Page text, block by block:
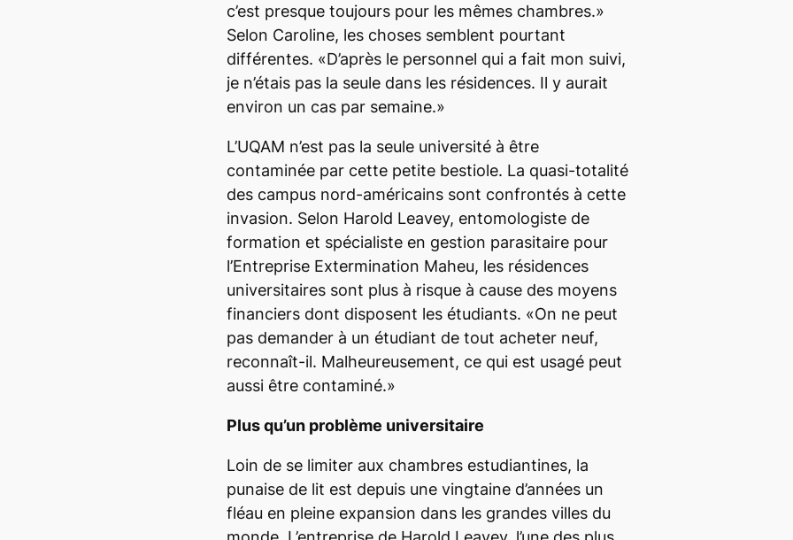
c’est presque toujours pour les mêmes chambres.»
Selon Caroline, les choses semblent pourtant
différentes. «D’après le personnel qui a fait mon suivi,
je n’étais pas la seule dans les résidences. Il y aurait
environ un cas par semaine.»
L’UQAM n’est pas la seule université à être
contaminée par cette petite bestiole. La quasi-totalité
des campus nord-américains sont confrontés à cette
invasion. Selon Harold Leavey, entomologiste de
formation et spécialiste en gestion parasitaire pour
l’Entreprise Extermination Maheu, les résidences
universitaires sont plus à risque à cause des moyens
financiers dont disposent les étudiants. «On ne peut
pas demander à un étudiant de tout acheter neuf,
reconnaît-il. Malheureusement, ce qui est usagé peut
aussi être contaminé.»
Plus qu’un problème universitaire
Loin de se limiter aux chambres estudiantines, la
punaise de lit est depuis une vingtaine d’années un
fléau en pleine expansion dans les grandes villes du